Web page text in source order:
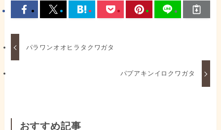
パラワンオオヒラタクワガタ
パプアキンイロクワガタ
おすすめ記事